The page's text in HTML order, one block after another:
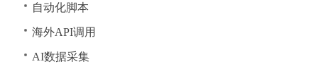
自动化脚本
海外API调用
AI数据采集